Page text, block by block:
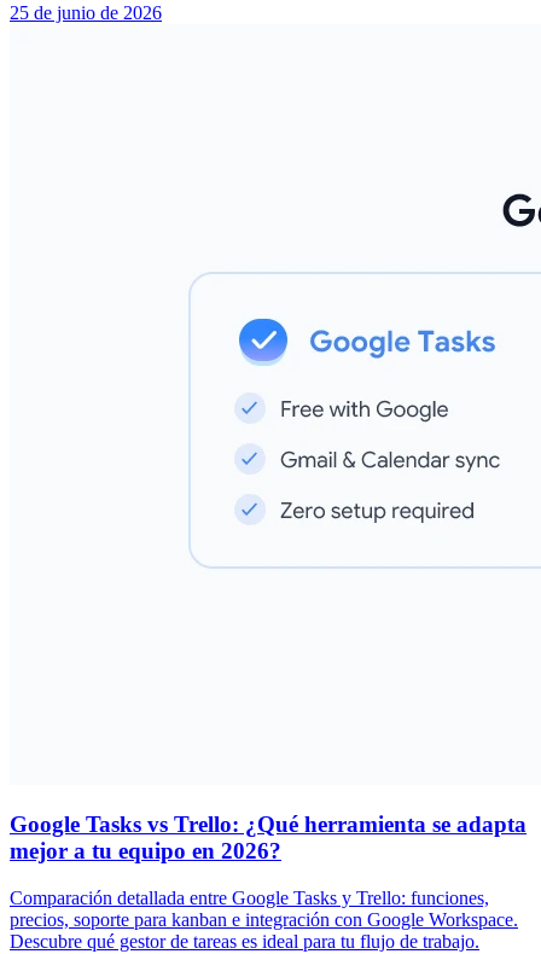
25 de junio de 2026
Google Tasks vs Trello: ¿Qué herramienta se adapta
mejor a tu equipo en 2026?
Comparación detallada entre Google Tasks y Trello: funciones,
precios, soporte para kanban e integración con Google Workspace.
Descubre qué gestor de tareas es ideal para tu flujo de trabajo.